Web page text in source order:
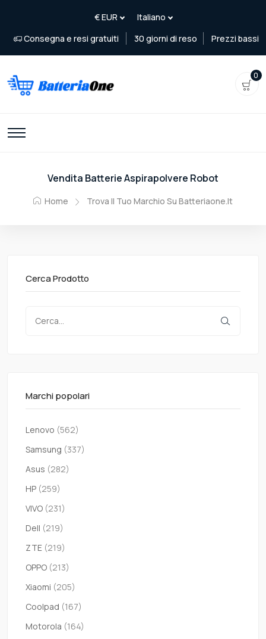
Consegna e resi gratuiti 30 giorni di reso Prezzi bassi
0
Vendita Batterie Aspirapolvere Robot
Home Trova Il Tuo Marchio Su Batteriaone.it
Cerca Prodotto
Marchi popolari
Lenovo (562)
Samsung (337)
Asus (282)
HP (259)
VIVO (231)
Dell (219)
ZTE (219)
OPPO (213)
Xiaomi (205)
Coolpad (167)
Motorola (164)